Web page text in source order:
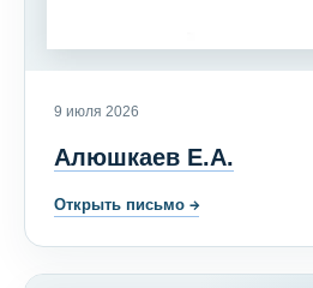
9 июля 2026
Алюшкаев Е.А.
Открыть письмо →